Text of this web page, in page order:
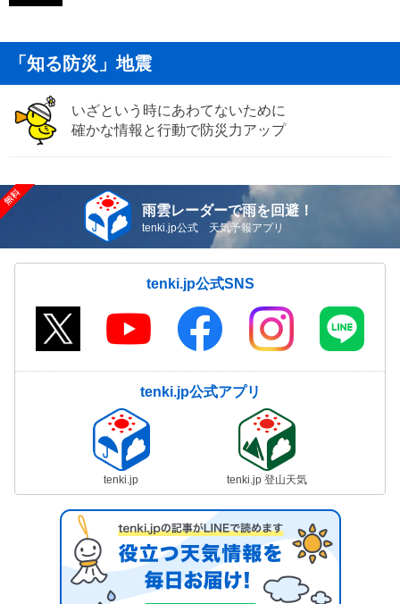
「知る防災」地震
いざという時にあわてないために
確かな情報と行動で防災力アップ
雨雲レーダーで雨を回避！
tenki.jp公式 天気予報アプリ
tenki.jp公式SNS
tenki.jp公式アプリ
tenki.jp tenki.jp 登山天気